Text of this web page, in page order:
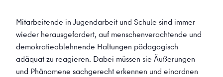
Mitarbeitende in Jugendarbeit und Schule sind immer
wieder herausgefordert, auf menschenverachtende und
demokratieablehnende Haltungen pädagogisch
adäquat zu reagieren. Dabei müssen sie Äußerungen
und Phänomene sachgerecht erkennen und einordnen